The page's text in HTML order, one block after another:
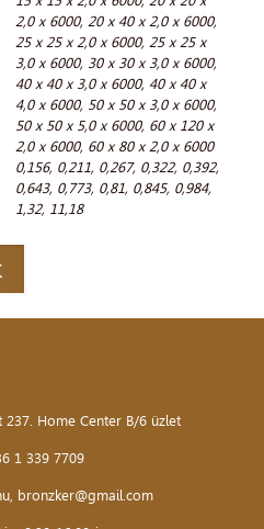
2,0 x 6000, 20 x 40 x 2,0 x 6000,
25 x 25 x 2,0 x 6000, 25 x 25 x
3,0 x 6000, 30 x 30 x 3,0 x 6000,
40 x 40 x 3,0 x 6000,40 x 40 x
4,0 x 6000, 50 x 50 x 3,0 x 6000,
50 x 50 x 5,0 x 6000, 60 x 120 x
2,0 x 6000, 60 x 80 x 2,0 x 6000
0,156, 0,211, 0,267, 0,322, 0,392,
0,643, 0,773, 0,81, 0,845, 0,984,
1,32, 11,18
237. Home Center B/6 üzlet
1 339 7709
bronzker@gmail.com